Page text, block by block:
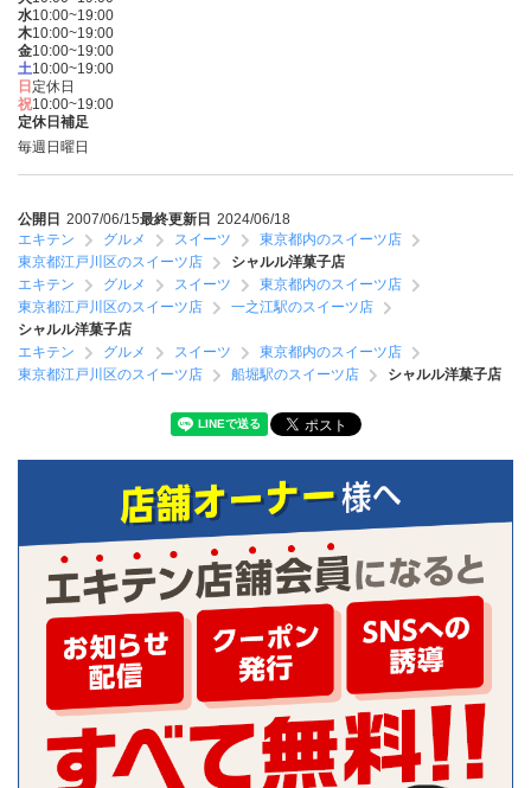
水10:00~19:00
木10:00~19:00
金10:00~19:00
土10:00~19:00
日 定休日
祝10:00~19:00
定休日補足
毎週日曜日
公開日 2007/06/15最終更新日 2024/06/18
エキテン
グルメ スイーツ
東京都内のスイーツ店
東京都江戸川区のスイーツ店
シャルル洋菓子店
エキテン
グルメ スイーツ
東京都内のスイーツ店
東京都江戸川区のスイーツ店
一之江駅のスイーツ店
シャルル洋菓子店
エキテン
グルメ スイーツ
東京都内のスイーツ店
東京都江戸川区のスイーツ店
船堀駅のスイーツ店 シャルル洋菓子店